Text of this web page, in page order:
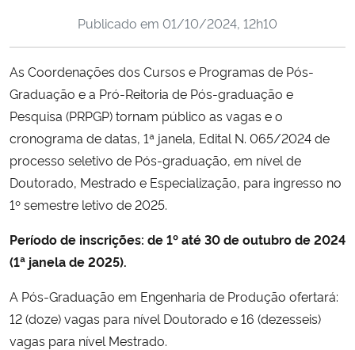
Ministério de Minas e Energia
Ministério da Ciência, Tecnologia, Inovações e Comunicações
Ministério do Meio Ambiente
Ministério do Turismo
Ministério do Desenvolvimento Regional
Controladoria-Geral da União
Secretaria-Geral
Publicado em 01/10/2024, 12h10
As Coordenações dos Cursos e Programas de Pós-
Graduação e a Pró-Reitoria de Pós-graduação e
Pesquisa (PRPGP) tornam público as vagas e o
cronograma de datas, 1ª janela, Edital N. 065/2024 de
processo seletivo de Pós-graduação, em nível de
Doutorado, Mestrado e Especialização, para ingresso no
1º semestre letivo de 2025.
Período de inscrições: de 1º até 30 de outubro de 2024
(1ª janela de 2025).
A Pós-Graduação em Engenharia de Produção ofertará:
12 (doze) vagas para nível Doutorado e 16 (dezesseis)
vagas para nível Mestrado.